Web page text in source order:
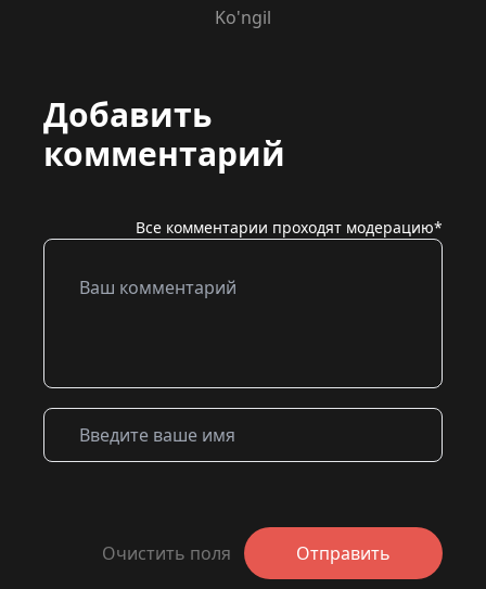
Ko'ngil
Добавить
комментарий
Все комментарии проходят модерацию*
Очистить поля Отправить